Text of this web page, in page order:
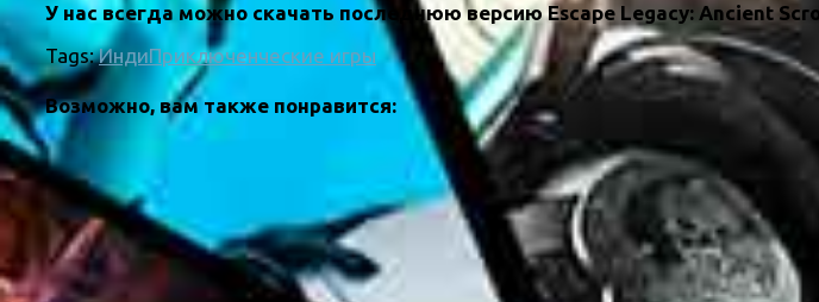
У нас всегда можно скачать последнюю версию Escape Legacy: Ancient
Tags: ИндиПриключенческие игры
Возможно, вам также понравится: